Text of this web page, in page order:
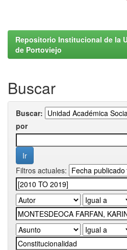
Repositorio Institucional de la
de Portoviejo
Buscar
Buscar:
por
Filtros actuales: